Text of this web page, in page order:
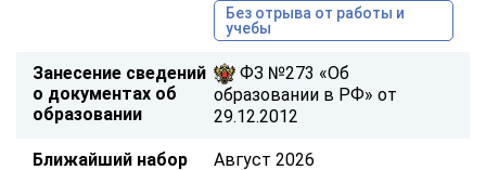
Без отрыва от работы и
учебы
Занесение сведений
о документах об
образовании
ФЗ №273 «Об
образовании в РФ» от
29.12.2012
Ближайший набор
Август 2026